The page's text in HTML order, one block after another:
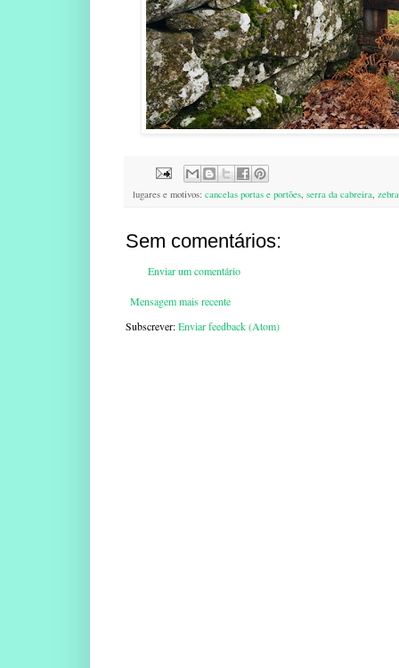
lugares e motivos: cancelas portas e portões, serra da cabreira,
Sem comentários:
Enviar um comentário
Mensagem mais recente
Subscrever:Enviar feedback (Atom)